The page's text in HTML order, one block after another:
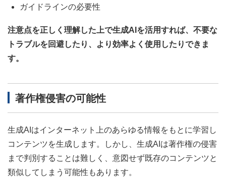
ガイドラインの必要性
注意点を正しく理解した上で生成AIを活用すれば、不要な
トラブルを回避したり、より効率よく使用したりできま
す。
著作権侵害の可能性
生成AIはインターネット上のあらゆる情報をもとに学習し
コンテンツを生成します。しかし、生成AIは著作権の侵害
まで判別することは難しく、意図せず既存のコンテンツと
類似してしまう可能性もあります。